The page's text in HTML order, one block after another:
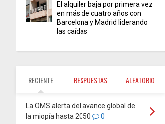
El alquiler baja por primera vez
en más de cuatro años con
Barcelona y Madrid liderando
las caídas
RECIENTE RESPUESTAS ALEATORIO
La OMS alerta del avance global de
la miopía hasta 2050
0